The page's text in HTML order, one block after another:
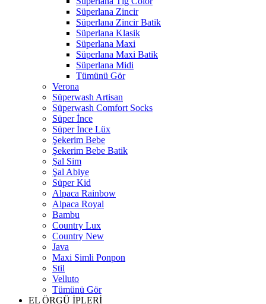
Süperlana Zincir
Süperlana Zincir Batik
Süperlana Klasik
Süperlana Maxi
Süperlana Maxi Batik
Süperlana Midi
Tümünü Gör
Verona
Süperwash Artisan
Süperwash Comfort Socks
Süper İnce
Süper İnce Lüx
Şekerim Bebe
Şekerim Bebe Batik
Şal Sim
Şal Abiye
Süper Kid
Alpaca Rainbow
Alpaca Royal
Bambu
Country Lux
Country New
Java
Maxi Simli Ponpon
Stil
Velluto
Tümünü Gör
EL ÖRGÜ İPLERİ